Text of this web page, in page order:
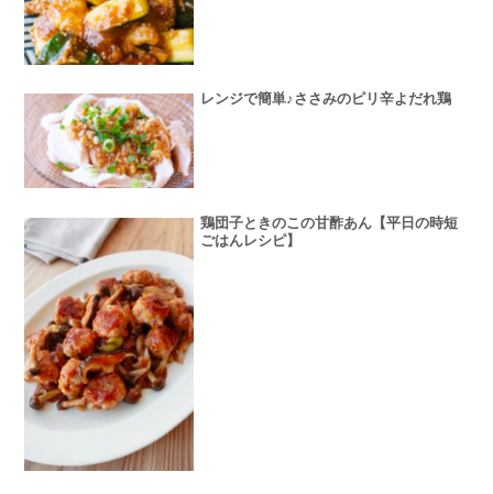
レンジで簡単♪ささみのピリ辛よだれ鶏
鶏団子ときのこの甘酢あん【平日の時短
ごはんレシピ】